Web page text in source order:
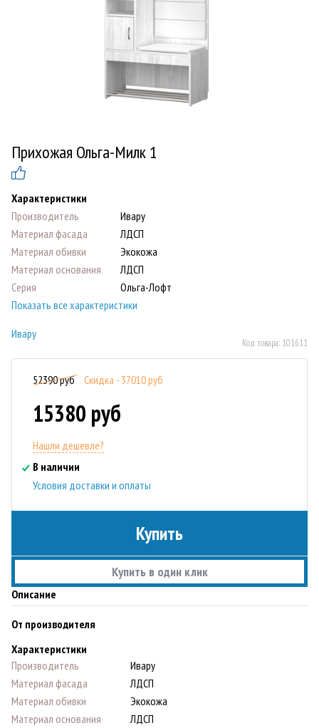
Прихожая Ольга-Милк 1
Характеристики
Производитель
Ивару
Материал фасада
ЛДСП
Материал обивки
Экокожа
Материал основания
ЛДСП
Серия
Ольга-Лофт
Показать все характеристики
Ивару
Код товара: 101611
52390 руб Скидка - 37010 руб
15380 руб
Нашли дешевле?
В наличии
Условия доставки и оплаты
Купить
Купить в один клик
Описание
От производителя
Характеристики
Производитель
Ивару
Материал фасада
ЛДСП
Материал обивки
Экокожа
Материал основания
ЛДСП